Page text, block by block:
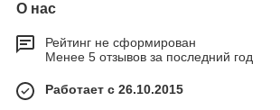
О нас
Рейтинг не сформирован
Менее 5 отзывов за последний год
Работает с 26.10.2015